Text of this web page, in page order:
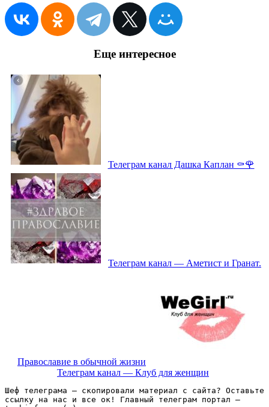
Еще интересное
Телеграм канал Дашка Каплан ⚰️🌹
Телеграм канал — Аметист и Гранат.
Православие в обычной жизни
Телеграм канал — Клуб для женщин
Шеф телеграма – скопировали материал с сайта? Оставьте
ссылку на нас и все ок! Главный телеграм портал –